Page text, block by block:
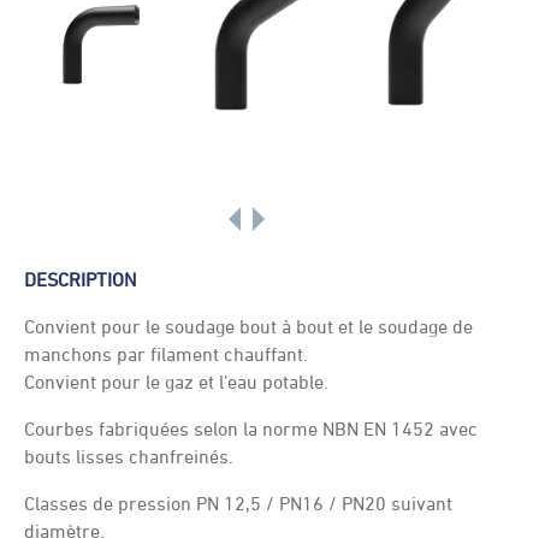
DESCRIPTION
Convient pour le soudage bout à bout et le soudage de
manchons par filament chauffant.
Convient pour le gaz et l’eau potable.
Courbes fabriquées selon la norme NBN EN 1452 avec
bouts lisses chanfreinés.
Classes de pression PN 12,5 / PN16 / PN20 suivant
diamètre.